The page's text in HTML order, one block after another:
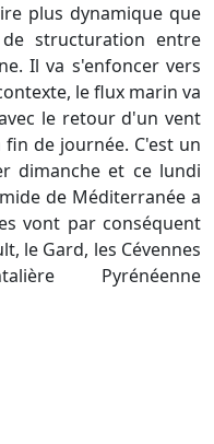
plus dynamique que
structuration entre
Il va s'enfoncer vers
le flux marin va
le retour d'un vent
de journée. C'est un
dimanche et ce lundi
de Méditerranée a
vont par conséquent
le Gard, les Cévennes
Pyrénéenne